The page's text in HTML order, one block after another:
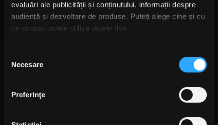
evaluări ale publicității și conținutului, informații despre
audiență și dezvoltare de produse. Puteți alege cine și cu
ce scopuri poate utiliza datele dvs.
Să colectăm informațiile cu privire la locația dvs.
Să vă identificăm dispozitivul scanândul-l în mod
activ după caracteristici specifice (amprentare)
consimțământului
Necesare
Preferinţe
Episodul 145, invitat Ștefan Colceriu,
traducător de greacă veche: Odiseea și de ce
cartea și filmul nu se bat
31 IULIE 2026 –01:07:12